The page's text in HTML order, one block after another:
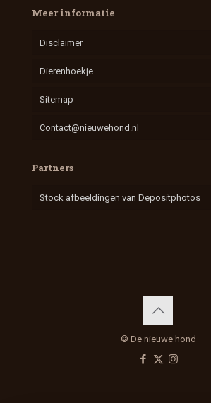
Meer informatie
Disclaimer
Dierenhoekje
Sitemap
Contact@nieuwehond.nl
Partners
Stock afbeeldingen van Depositphotos
© De nieuwe hond